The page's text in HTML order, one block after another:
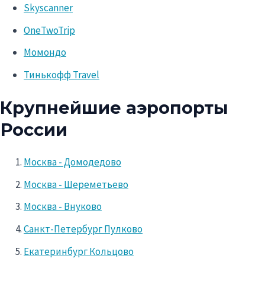
Skyscanner
OneTwoTrip
Момондо
Тинькофф Travel
Крупнейшие аэропорты
России
Москва - Домодедово
Москва - Шереметьево
Москва - Внуково
Санкт-Петербург Пулково
Екатеринбург Кольцово